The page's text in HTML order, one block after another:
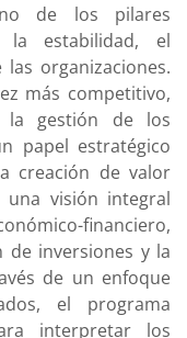
de los pilares
la estabilidad, el
organizaciones.
más competitivo,
la gestión de los
papel estratégico
creación de valor
una visión integral
financiero,
de inversiones y la
de un enfoque
el programa
interpretar los